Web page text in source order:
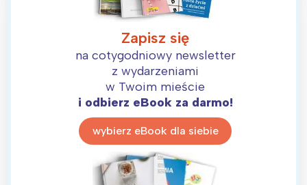
Zapisz się
na cotygodniowy newsletter
z wydarzeniami
w Twoim mieście
i odbierz eBook za darmo!
wybierz eBook dla siebie